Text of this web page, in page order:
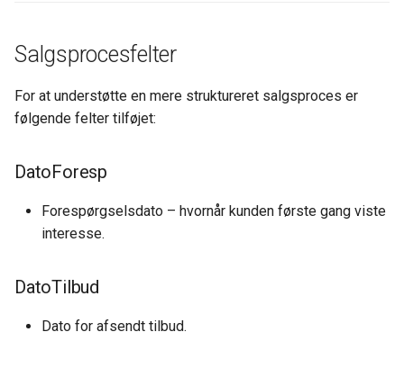
Salgsprocesfelter
For at understøtte en mere struktureret salgsproces er
følgende felter tilføjet:
DatoForesp
Forespørgselsdato – hvornår kunden første gang viste
interesse.
DatoTilbud
Dato for afsendt tilbud.